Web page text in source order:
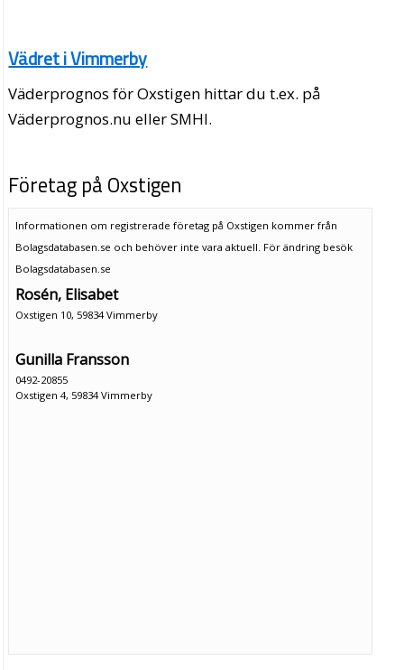
Vädret i Vimmerby
Väderprognos för Oxstigen hittar du t.ex. på
Väderprognos.nu eller SMHI.
Företag på Oxstigen
Informationen om registrerade företag på Oxstigen kommer från
Bolagsdatabasen.se och behöver inte vara aktuell. För ändring besök
Bolagsdatabasen.se
Rosén, Elisabet
Oxstigen 10, 59834 Vimmerby
Gunilla Fransson
0492-20855
Oxstigen 4, 59834 Vimmerby